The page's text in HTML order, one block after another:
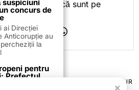
înseamnă că sunt pe
POLITICA DE ANULARE & RETUR
×
suspiciuni
concurs de
ai Direcției
Anticorupție au
la
pentru
Prefectul
State anunță